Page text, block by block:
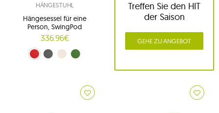
HÄNGESTUHL
Hängesessel für eine
Person, SwingPod
336.96€
Rot (01)
grafitgrau (02)
Creme (03)Grün (04)
Treffen Sie den HIT
der Saison
GEHE ZU ANGEBOT